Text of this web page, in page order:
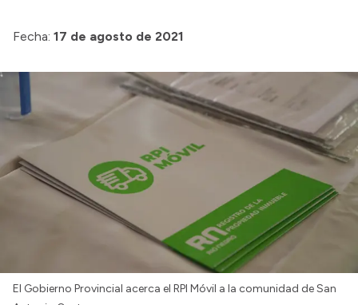
Intranet
Fecha: 17 de agosto de 2021
El Gobierno Provincial acerca el RPI Móvil a la comunidad de San